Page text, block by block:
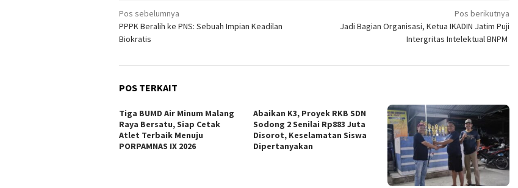
Navigasi
pos
Pos sebelumnya
PPPK Beralih ke PNS: Sebuah Impian Keadilan
Biokratis
Pos berikutnya
Jadi Bagian Organisasi, Ketua IKADIN Jatim Puji
Intergritas Intelektual BNPM
POS TERKAIT
Tiga BUMD Air Minum Malang
Raya Bersatu, Siap Cetak
Atlet Terbaik Menuju
PORPAMNAS IX 2026
Abaikan K3, Proyek RKB SDN
Sodong 2 Senilai Rp883 Juta
Disorot, Keselamatan Siswa
Dipertanyakan